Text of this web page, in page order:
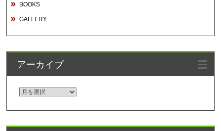
BOOKS
GALLERY
アーカイブ
ア
イ